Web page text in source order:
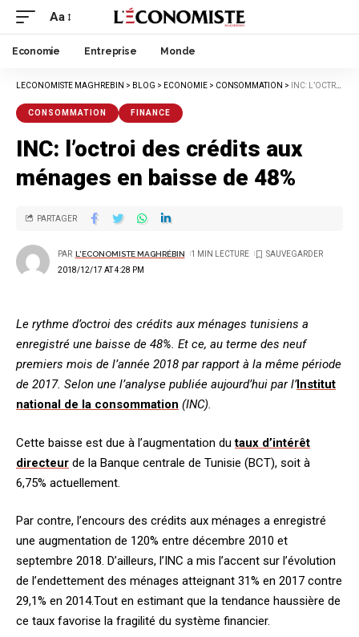
Aa
Economie Entreprise Monde
LECONOMISTE MAGHREBIN > BLOG > ECONOMIE > CONSOMMATION > INC: L’OCTROI DES CRÉDITS AUX MÉNAGES EN BAISSE DE 48%
CONSOMMATION FINANCE
INC: l’octroi des crédits aux
ménages en baisse de 48%
2018/12/17 AT 4:28 PM
PAR L'ECONOMISTE MAGHRÉBIN 1 MIN LECTURE
PARTAGER
Le rythme d’octroi des crédits aux ménages tunisiens a
enregistré une baisse de 48%. Et ce, au terme des neuf
premiers mois de l’année 2018 par rapport à la même période
de 2017. Selon une l’analyse publiée aujourd’hui par l’Institut
national de la consommation (INC).
Cette baisse est due à l’augmentation dutaux d’intérêt
directeur de la Banque centrale de Tunisie (BCT), soit à
6,75% actuellement.
Par contre, l’encours des crédits aux ménages a enregistré
une augmentation de 120% entre décembre 2010 et
septembre 2018. D’ailleurs, l’INC a mis l’accent sur l’évolution
de l’endettement des ménages atteignant 31% en 2017 contre
29,1% en 2014.Tout en estimant que la tendance haussière de
ce taux favorise la fragilité du système financier.